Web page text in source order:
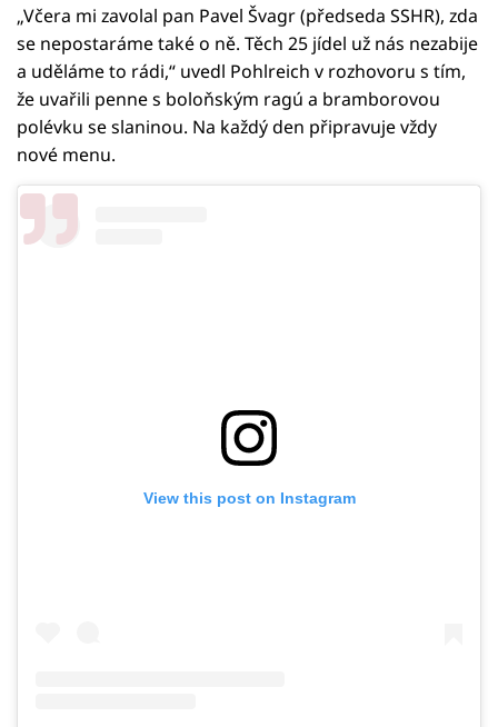
„Včera mi zavolal pan Pavel Švagr (předseda SSHR), zda
se nepostaráme také o ně. Těch 25 jídel už nás nezabije
a uděláme to rádi,“ uvedl Pohlreich v rozhovoru s tím,
že uvařili penne s boloňským ragú a bramborovou
polévku se slaninou. Na každý den připravuje vždy
nové menu.
View this post on Instagram